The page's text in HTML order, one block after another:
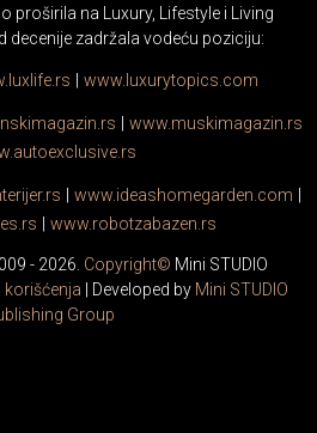
proširila na Luxury, Lifestyle i Living
decenije zadržala vodeću poziciju:
luxlife .rs www. luxurytopics .com
magazin.rs www. muskimagazin.rs
autoexclusive.rs
www. ideashomegarden.com
.rs www. robotzabazen .rs
- 2026. Copyright© Mini STUDIO
korišćenja | Developed by Mini STUDIO
Group